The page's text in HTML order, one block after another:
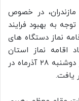
در خصوص
به بهبود فرایند
نماز دستگاه های
اقامه نماز استان
مازندران و کار گروه نظارت و ارزیابی در روز دوشنبه ۲۸ آذرماه در
یافت.